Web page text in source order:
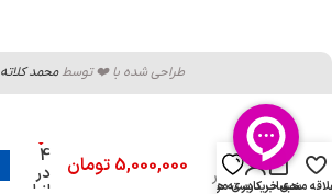
طراحی شده با ❤️ توسطمحمد کلاته
MX-
DL3188U2
پخش
خودرو
مکسیدر
5,000,000 تومان 4
در
مندی
0
سبد خرید
حساب کاربری من
دسته ها